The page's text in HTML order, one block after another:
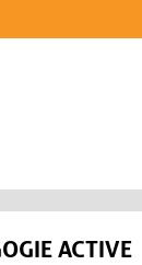
ACTIVE